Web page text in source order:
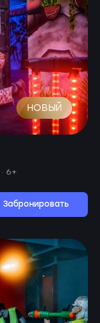
НОВЫЙ
· 6+
Забронировать